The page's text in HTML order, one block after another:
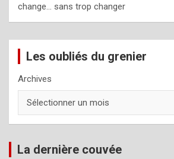
change… sans trop changer
Les oubliés du grenier
Archives
La dernière couvée